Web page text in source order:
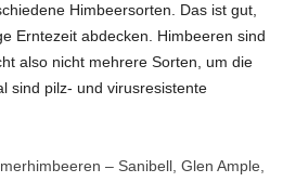
Himbeersorten. Das ist gut,
Erntezeit abdecken. Himbeeren sind
also nicht mehrere Sorten, um die
sind pilz- und virusresistente
– Sanibell, Glen Ample,